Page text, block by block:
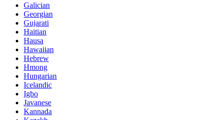
Galician
Georgian
Gujarati
Haitian
Hausa
Hawaiian
Hebrew
Hmong
Hungarian
Icelandic
Igbo
Javanese
Kannada